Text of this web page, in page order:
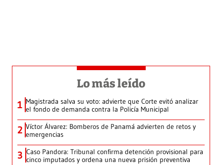
Lo más leído
1 Magistrada salva su voto: advierte que Corte evitó analizar
el fondo de demanda contra la Policía Municipal
2 Víctor Álvarez: Bomberos de Panamá advierten de retos y
emergencias
3 Caso Pandora: Tribunal confirma detención provisional para
cinco imputados y ordena una nueva prisión preventiva